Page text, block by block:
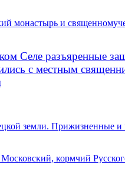
монастырь и
Селе разъяренные
с местным
земли. Прижизненные и
кормчий